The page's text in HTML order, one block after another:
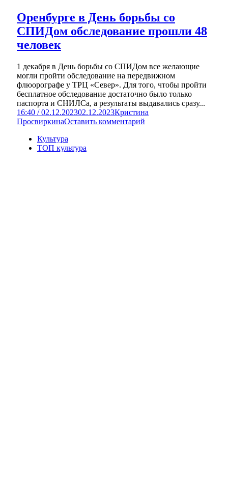
Оренбурге в День борьбы со
СПИДом обследование прошли 48
человек
1 декабря в День борьбы со СПИДом все желающие
могли пройти обследование на передвижном
флюорографе у ТРЦ «Север». Для того, чтобы пройти
бесплатное обследование достаточно было только
паспорта и СНИЛСа, а результаты выдавались сразу...
16:40 / 02.12.202302.12.2023Кристина
ПросвиркинаОставить комментарий
Культура
ТОП культура